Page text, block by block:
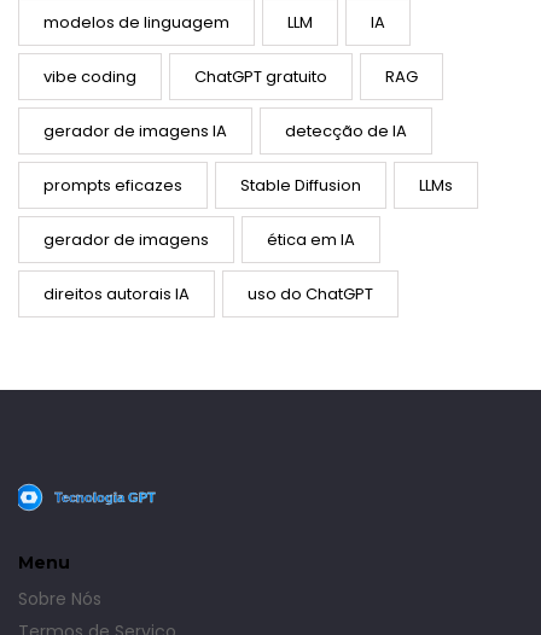
modelos de linguagem LLM IA
vibe coding ChatGPT gratuito RAG
gerador de imagens IA detecção de IA
prompts eficazes Stable Diffusion LLMs
gerador de imagens ética em IA
direitos autorais IA uso do ChatGPT
Menu
Sobre Nós